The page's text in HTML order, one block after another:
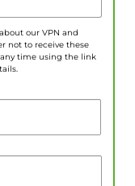
our VPN and
not to receive these
time using the link